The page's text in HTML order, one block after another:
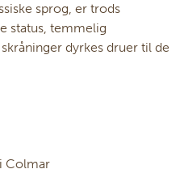
sprog, er trods
status, temmelig
dyrkes druer til de
Colmar